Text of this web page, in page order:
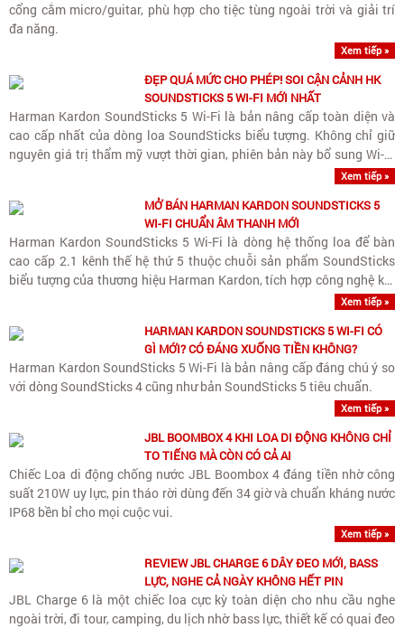
cổng cắm micro/guitar, phù hợp cho tiệc tùng ngoài trời và giải trí
đa năng.
Xem tiếp »
ĐẸP QUÁ MỨC CHO PHÉP! SOI CẬN CẢNH HK
SOUNDSTICKS 5 WI-FI MỚI NHẤT
Harman Kardon SoundSticks 5 Wi-Fi là bản nâng cấp toàn diện và
cao cấp nhất của dòng loa SoundSticks biểu tượng. Không chỉ giữ
nguyên giá trị thẩm mỹ vượt thời gian, phiên bản này bổ sung Wi-Fi
Xem tiếp »
MỞ BÁN HARMAN KARDON SOUNDSTICKS 5
WI-FI CHUẨN ÂM THANH MỚI
Harman Kardon SoundSticks 5 Wi-Fi là dòng hệ thống loa để bàn
cao cấp 2.1 kênh thế hệ thứ 5 thuộc chuỗi sản phẩm SoundSticks
biểu tượng của thương hiệu Harman Kardon, tích hợp công nghệ kết
Xem tiếp »
HARMAN KARDON SOUNDSTICKS 5 WI-FI CÓ
GÌ MỚI? CÓ ĐÁNG XUỐNG TIỀN KHÔNG?
Harman Kardon SoundSticks 5 Wi-Fi là bản nâng cấp đáng chú ý so
với dòng SoundSticks 4 cũng như bản SoundSticks 5 tiêu chuẩn.
Xem tiếp »
JBL BOOMBOX 4 KHI LOA DI ĐỘNG KHÔNG CHỈ
TO TIẾNG MÀ CÒN CÓ CẢ AI
Chiếc Loa di động chống nước JBL Boombox 4 đáng tiền nhờ công
suất 210W uy lực, pin tháo rời dùng đến 34 giờ và chuẩn kháng nước
IP68 bền bỉ cho mọi cuộc vui.
Xem tiếp »
REVIEW JBL CHARGE 6 DÂY ĐEO MỚI, BASS
LỰC, NGHE CẢ NGÀY KHÔNG HẾT PIN
JBL Charge 6 là một chiếc loa cực kỳ toàn diện cho nhu cầu nghe
ngoài trời, đi tour, camping, du lịch nhờ bass lực, thiết kế có quai đeo